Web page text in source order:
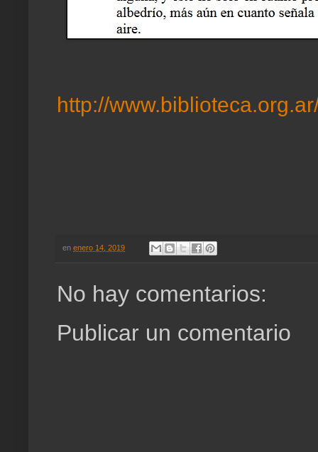
http://
en enero 14, 2019
No hay comentarios:
Publicar un comentario